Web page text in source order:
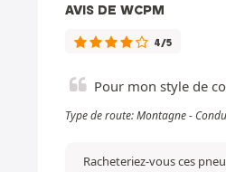
AVIS DE WCPM
4/5
Pour mon style de
Type de route: Montagne -
Racheteriez-vous ces